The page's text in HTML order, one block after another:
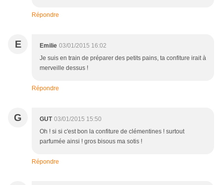
Répondre
E Emilie 03/01/2015 16:02
Je suis en train de préparer des petits pains, ta confiture irait à
merveille dessus !
Répondre
G GUT 03/01/2015 15:50
Oh ! si si c'est bon la confiture de clémentines ! surtout
parfumée ainsi ! gros bisous ma sotis !
Répondre